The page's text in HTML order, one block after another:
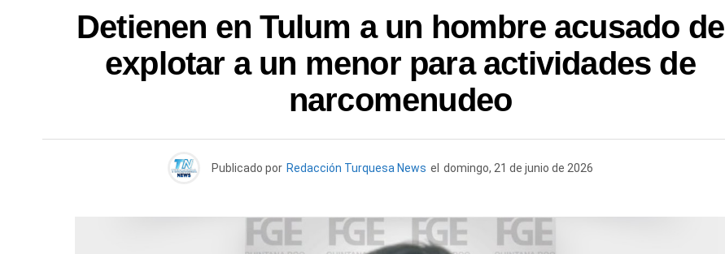
Detienen en Tulum a un hombre acusado de
explotar a un menor para actividades de
narcomenudeo
Publicado por Redacción Turquesa News el domingo, 21 de junio de 2026